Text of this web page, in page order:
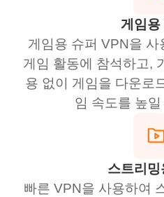
게임용
게임용 슈퍼 VPN을 사
게임 활동에 참석하고,
용 없이 게임을 다운로
임 속도를 높
스트리
빠른 VPN을 사용하여